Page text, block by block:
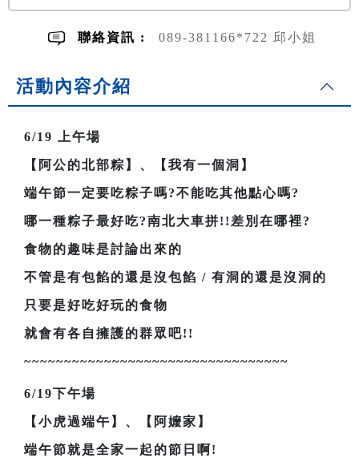
聯絡資訊 : 089-381166*722 邱小姐
活動內容介紹
6/19 上午場
【阿公的北部粽】、【我有一個洞】
端午節一定要吃粽子嗎?不能吃其他點心嗎?
哪一種粽子最好吃?南北大車拼!!差別在哪裡?
食物的趣味是討論出來的
不管是有包餡的還是沒包餡 / 有洞的還是沒洞的
只要是好吃好玩的食物
就會有各自擁護的群眾吧!!
~~~~~~~~~~~~~~~~~~~~~~~~~~~~~~~~~
6/19下午場
【小虎過端午】、【阿嬤家】
端午節就是全家一起的節日啊!